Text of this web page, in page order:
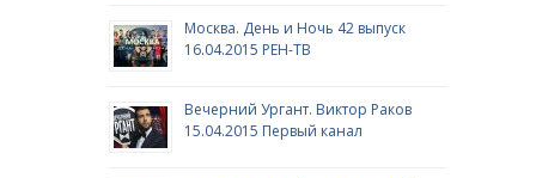
Москва. День и Ночь 42 выпуск
16.04.2015 РЕН-ТВ
Вечерний Ургант. Виктор Раков
15.04.2015 Первый канал